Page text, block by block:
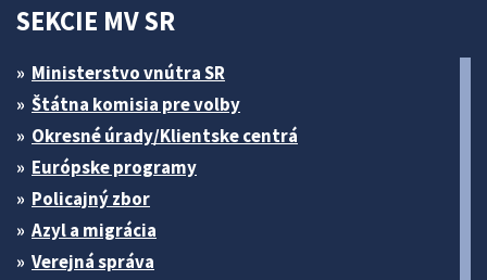
SEKCIE MV SR
Ministerstvo vnútra SR
Štátna komisia pre volby
Okresné úrady/Klientske centrá
Európske programy
Policajný zbor
Azyl a migrácia
Verejná správa